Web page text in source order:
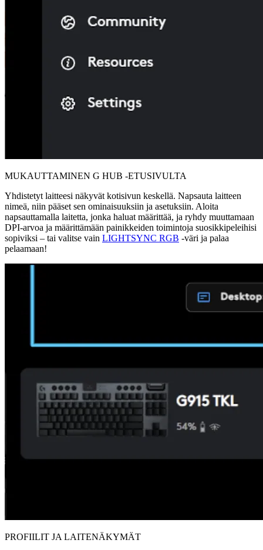
MUKAUTTAMINEN G HUB ‑ETUSIVULTA
Yhdistetyt laitteesi näkyvät kotisivun keskellä. Napsauta laitteen
nimeä, niin pääset sen ominaisuuksiin ja asetuksiin. Aloita
napsauttamalla laitetta, jonka haluat määrittää, ja ryhdy muuttamaan
DPI-arvoa ja määrittämään painikkeiden toimintoja suosikkipeleihisi
sopiviksi – tai valitse vain LIGHTSYNC RGB -väri ja palaa
pelaamaan!
PROFIILIT JA LAITENÄKYMÄT